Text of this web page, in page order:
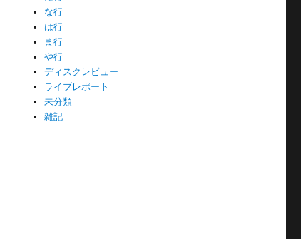
な行
は行
ま行
や行
ディスクレビュー
ライブレポート
未分類
雑記